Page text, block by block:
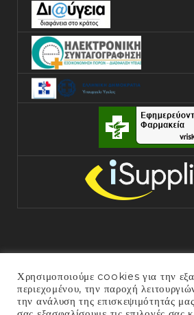
COPYRIGHT © 2025 ΓΕΝΙΚΌ
Χρησιμοποιούμε cookies για την
περιεχομένου, την παροχή
την ανάλυση της επισκεψιμότητάς